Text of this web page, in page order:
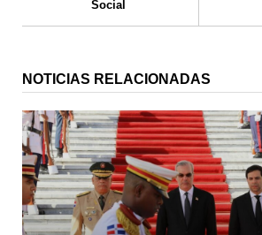
Social
NOTICIAS RELACIONADAS